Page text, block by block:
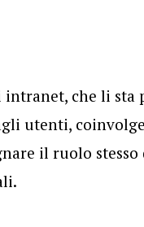
intranet, che li sta
utenti,
il ruolo stesso